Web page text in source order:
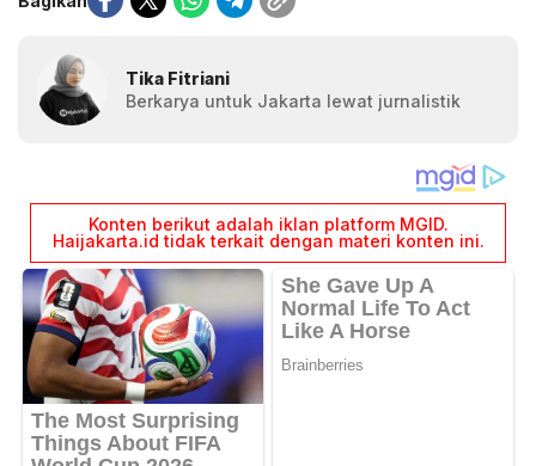
Tika Fitriani
Berkarya untuk Jakarta lewat jurnalistik